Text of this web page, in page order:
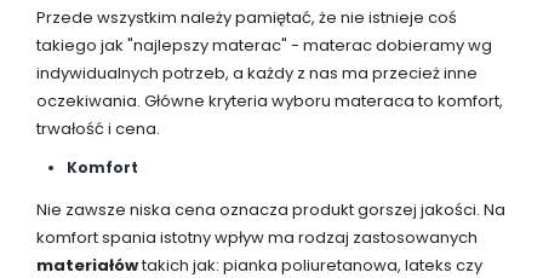
Przede wszystkim należy pamiętać, że nie istnieje coś
takiego jak "najlepszy materac" - materac dobieramy wg
indywidualnych potrzeb, a każdy z nas ma przecież inne
oczekiwania. Główne kryteria wyboru materaca to komfort,
trwałość i cena.
Komfort
Nie zawsze niska cena oznacza produkt gorszej jakości. Na
komfort spania istotny wpływ ma rodzaj zastosowanych
materiałówtakich jak: pianka poliuretanowa, lateks czy